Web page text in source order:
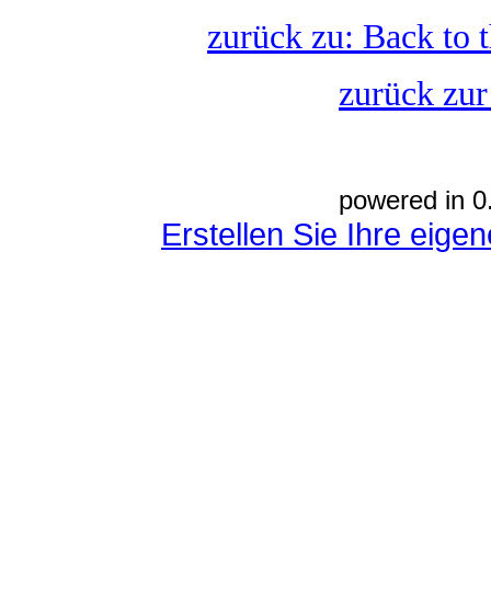
zurück zu: Back to
zurück
powered in
Erstellen Sie Ihre